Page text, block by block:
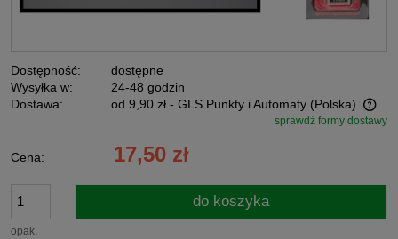
Dostępność:
dostępne
Wysyłka w:
24-48 godzin
Dostawa:
od 9,90 zł - GLS Punkty i Automaty (Polska)
Cena nie zawiera ewentualnych kosztów płatnościsprawdź formy dostawy
Cena: 17,50 zł
opak.
do koszyka